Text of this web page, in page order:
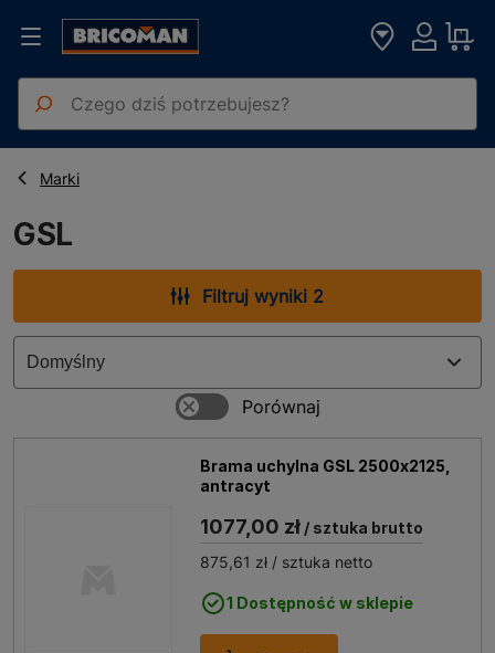
Strona główna
Marki
GSL
GSL
Filtruj wyniki 2
Brama uchylna GSL 2500x2125,
antracyt
1077,00 zł / sztuka brutto
875,61 zł / sztuka netto
1 Dostępność w sklepie